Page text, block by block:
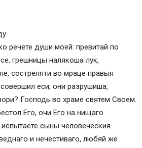
речете души моей: превитай по
грешницы налякоша лук,
состреляти во мраце правыя
eси, oни разрушиша,
Господь во храме святем Своем.
Его, очи Его на нищаго
сыны человечeския.
и нечестиваго, любяй же